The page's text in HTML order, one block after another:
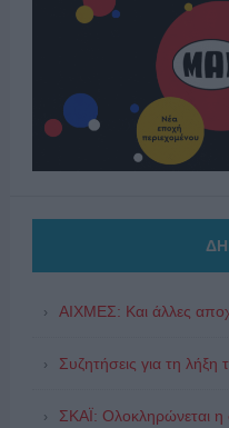
ΑΙΧΜΕΣ: Και άλλες
Συζητήσεις για τη λήξη
ΣΚΑΪ: Ολοκληρώνεται η